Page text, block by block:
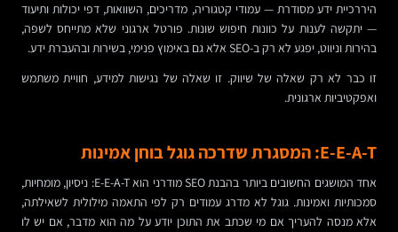
היררכיית ידע מסודרת — עמודי קטגוריה, מדריכים, השוואות, דפי יכולות ותיעוד
— יתקשה לענות על כוונות חיפוש שונות. פורטל ארגוני שלא מתייחס לשפה,
בהירות וניווט, יפגע לא רק ב-SEO אלא גם באימוץ פנימי, בשירות ובהעברת ידע.
זו כבר לא רק שאלה של שיווק. זו שאלה של נגישות למידע, חוויית משתמש
ואפקטיביות ארגונית.
E-E-A-T: המסגרת שדרכה גוגל בוחן אמינות
אחד המושגים החשובים ביותר בהבנת SEO מודרני הוא E-E-A-T: ניסיון, מומחיות,
סמכותיות ואמינות. גוגל לא מדרג עמודים רק לפי התאמה מילולית לשאילתה,
אלא מנסה להעריך אם מי שכתב את התוכן יודע על מה הוא מדבר, אם יש לו